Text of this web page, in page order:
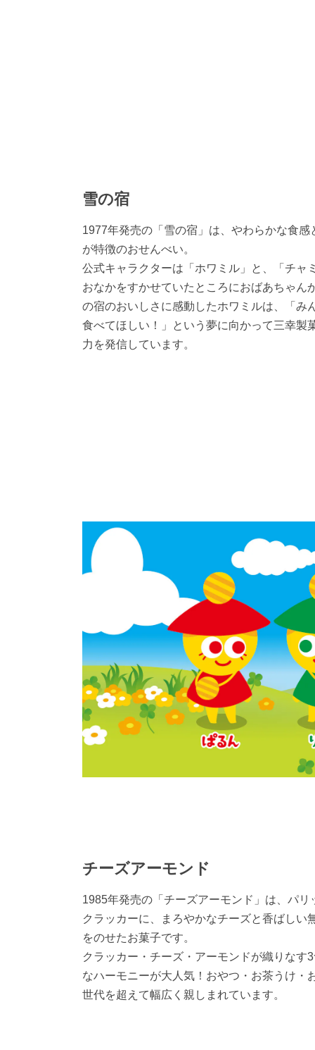
雪の宿
1977年発売の「雪の宿」は、やわらかな食感
が特徴のおせんべい。
公式キャラクターは「ホワミル」と、「チャ
おなかをすかせていたところにおばあちゃん
の宿のおいしさに感動したホワミルは、「み
食べてほしい！」という夢に向かって三幸製
力を発信しています。
チーズアーモンド
1985年発売の「チーズアーモンド」は、パリ
クラッカーに、まろやかなチーズと香ばしい
をのせたお菓子です。
クラッカー・チーズ・アーモンドが織りなす
なハーモニーが大人気！おやつ・お茶うけ・
世代を超えて幅広く親しまれています。